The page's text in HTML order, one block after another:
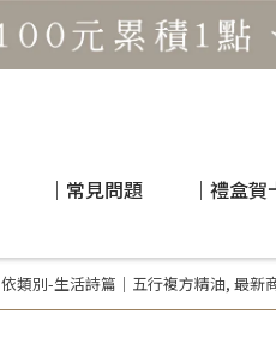
｜常見問題 ｜禮盒
依類別-生活詩篇｜五行複方精油, 最新